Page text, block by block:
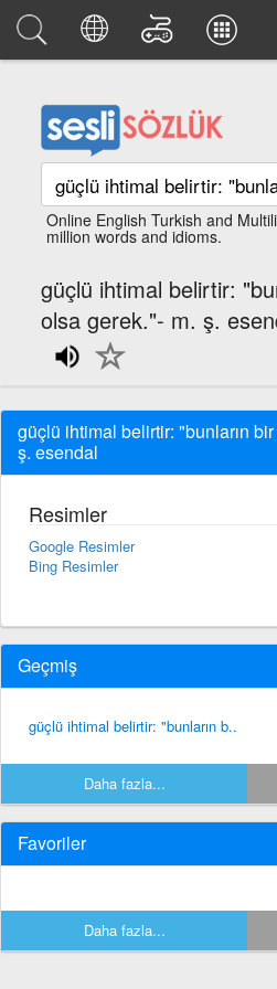
Online English Turkish and
million words and idioms.
güçlü ihtimal belirtir:
olsa gerek."- m. ş.
güçlü ihtimal belirtir: "bunların
ş. esendal
Resimler
Google Resimler
Bing Resimler
Geçmiş
güçlü ihtimal belirtir: "bunların b..
Daha fazla...
Favoriler
Daha fazla...